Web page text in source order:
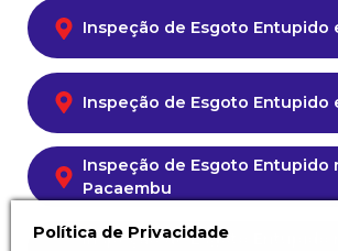
Inspeção de Esgoto Entupido
Inspeção de Esgoto Entupido
Inspeção de Esgoto Entupido
Pacaembu
Inspeção de Esgoto Entupido
Política de Privacidade